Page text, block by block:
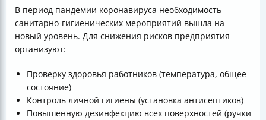
В период пандемии коронавируса необходимость
санитарно-гигиенических мероприятий вышла на
новый уровень. Для снижения рисков предприятия
организуют:
Проверку здоровья работников (температура, общее
состояние)
Контроль личной гигиены (установка антисептиков)
Повышенную дезинфекцию всех поверхностей (ручки